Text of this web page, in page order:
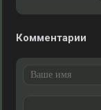
Комментарии